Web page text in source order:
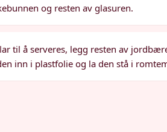
og resten av glasuren.
til å serveres, legg resten av
inn i plastfolie og la den stå i